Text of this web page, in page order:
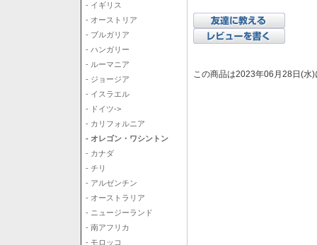
- イギリス
- オーストリア
- ブルガリア
- ハンガリー
- ルーマニア
- ジョージア
- イスラエル
- ドイツ->
- カリフォルニア
- オレゴン・ワシントン
- カナダ
- チリ
- アルゼンチン
- オーストラリア
- ニュージーランド
- 南アフリカ
- モロッコ
この商品は2023年06月28日(水